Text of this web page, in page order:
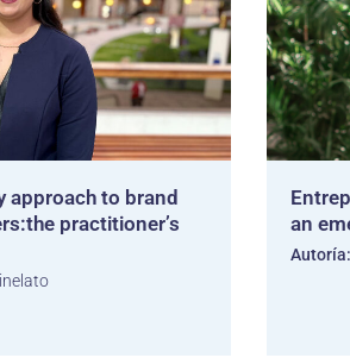
approach to brand
practitioner’s
an
Autoría: